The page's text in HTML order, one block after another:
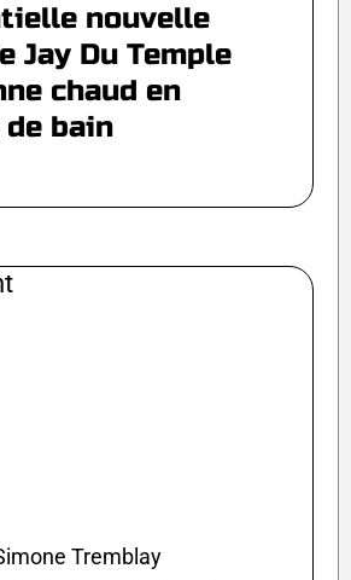
nouvelle
Jay Du Temple
chaud en
bain
Tremblay